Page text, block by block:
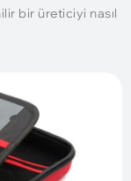
bir üreticiyi nasıl